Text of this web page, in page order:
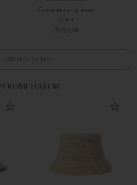
Солнцезащитные
очки
79 100 ₽
СМОТРЕТЬ ВСЕ
РЕКОМЕНДУЕМ